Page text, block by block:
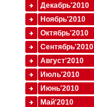
Декабрь'2010
Ноябрь'2010
Октябрь'2010
Сентябрь'2010
Август'2010
Июль'2010
Июнь'2010
Май'2010